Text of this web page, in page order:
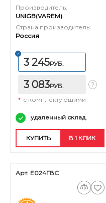
Производитель:
UNIGB(VAREM)
Страна производитель:
Россия
3 245РУБ.
3 083РУБ.
* с комплектующими
удаленный склад.
КУПИТЬ В 1 КЛИК
Арт. Е024ГВС